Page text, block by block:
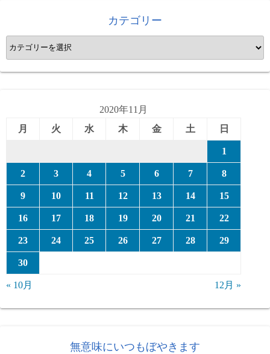
カテゴリー
カ
テ
ゴ
2020年11月
月
火 水 木 金 土 日
1
2 3 4 5 6 7 8
9 10 11 12 13 14 15
16 17 18 19 20 21 22
23 24 25 26 27 28 29
30
« 10月 12月 »
無意味にいつもぼやきます